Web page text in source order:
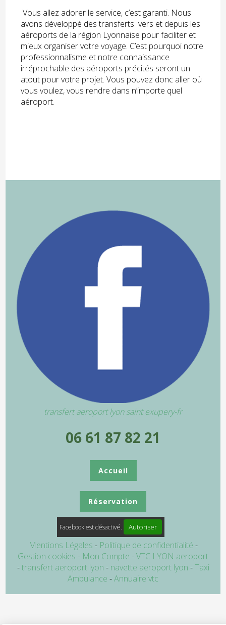
Vous allez adorer le service, c’est garanti. Nous
avons développé des transferts vers et depuis les
aéroports de la région Lyonnaise pour faciliter et
mieux organiser votre voyage. C’est pourquoi notre
professionnalisme et notre connaissance
irréprochable des aéroports précités seront un
atout pour votre projet. Vous pouvez donc aller où
vous voulez, vous rendre dans n’importe quel
aéroport.
transfert aeroport lyon saint exupery-fr
06 61 87 82 21
Accueil
Réservation
Facebook est désactivé. Autoriser
Mentions Légales
Politique de confidentialité
Gestion cookies
Mon Compte
VTC LYON aeroport
transfert aeroport lyon
navette aeroport lyon
Taxi
Ambulance
Annuaire vtc